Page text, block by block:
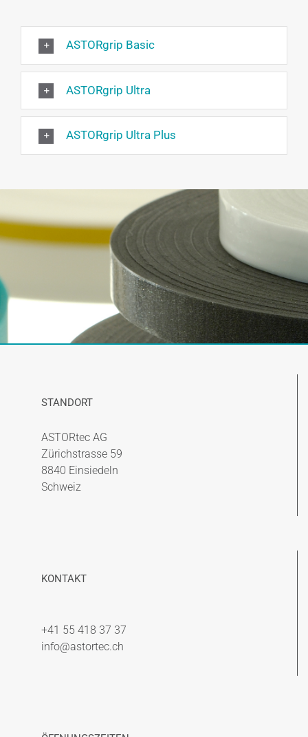
ASTORgrip Basic
ASTORgrip Ultra
ASTORgrip Ultra Plus
STANDORT
ASTORtec AG
Zürichstrasse 59
8840 Einsiedeln
Schweiz
KONTAKT
+41 55 418 37 37
info@astortec.ch